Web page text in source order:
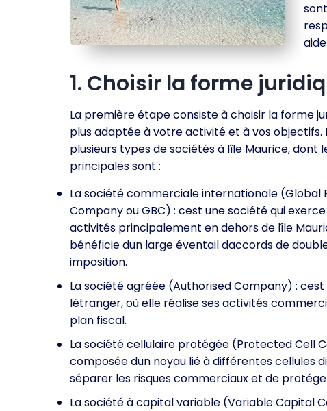
1. Choisir la forme
La première étape consiste à choisir la forme
plus adaptée à votre activité et à vos objectifs.
plusieurs types de sociétés à lîle Maurice, dont
principales sont :
La société commerciale internationale (Global
Company ou GBC) : cest une société qui
activités principalement en dehors de lîle
bénéficie dun large éventail daccords de
imposition.
La société agréée (Authorised Company) :
létranger, où elle réalise ses activités
plan fiscal.
La société cellulaire protégée (Protected Cell
composée dun noyau lié à différentes
séparer les risques commerciaux et de
La société à capital variable (Variable Capital